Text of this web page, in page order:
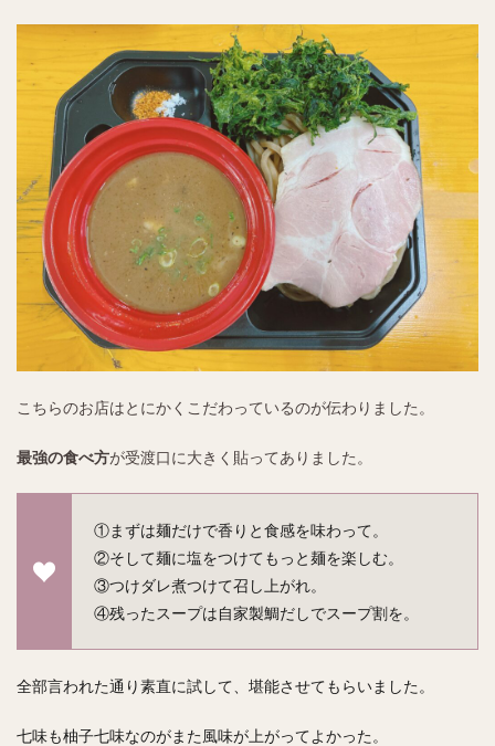
こちらのお店はとにかくこだわっているのが伝わりました。
最強の食べ方が受渡口に大きく貼ってありました。
①まずは麺だけで香りと食感を味わって。
②そして麺に塩をつけてもっと麺を楽しむ。
③つけダレ煮つけて召し上がれ。
④残ったスープは自家製鯛だしでスープ割を。
全部言われた通り素直に試して、堪能させてもらいました。
七味も柚子七味なのがまた風味が上がってよかった。